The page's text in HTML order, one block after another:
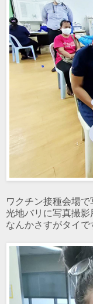
ワクチン接種会場
光地バリに写真撮
なんかさすがタイで